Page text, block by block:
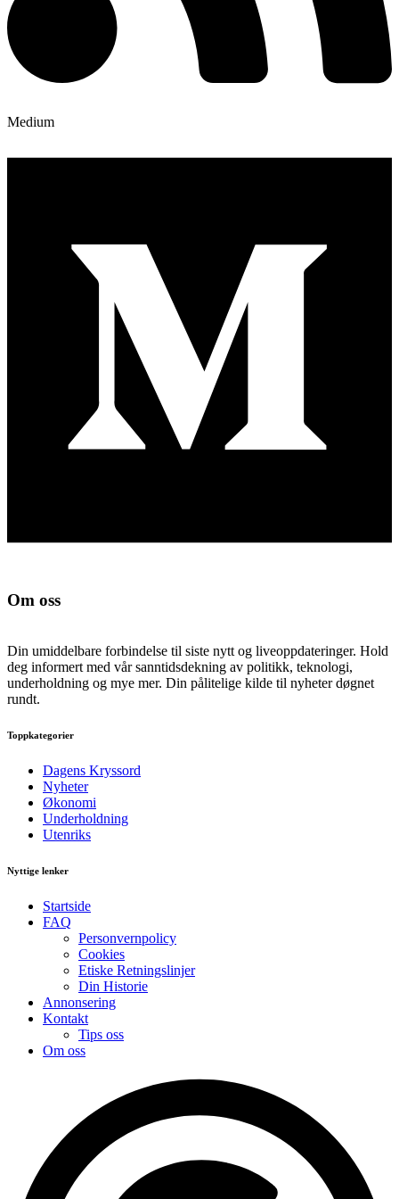
Medium
Om oss
Din umiddelbare forbindelse til siste nytt og liveoppdateringer. Hold
deg informert med vår sanntidsdekning av politikk, teknologi,
underholdning og mye mer. Din pålitelige kilde til nyheter døgnet
rundt.
Toppkategorier
Dagens Kryssord
Nyheter
Økonomi
Underholdning
Utenriks
Nyttige lenker
Startside
FAQ
Personvernpolicy
Cookies
Etiske Retningslinjer
Din Historie
Annonsering
Kontakt
Tips oss
Om oss